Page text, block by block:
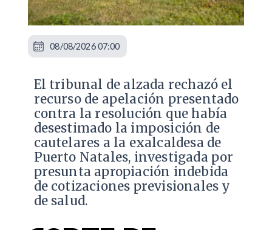
​El tribunal de alzada rechazó el
recurso de apelación presentado
contra la resolución que había
desestimado la imposición de
cautelares a la exalcaldesa de
Puerto Natales, investigada por
presunta apropiación indebida
de cotizaciones previsionales y
de salud.
08/08/2026 07:00